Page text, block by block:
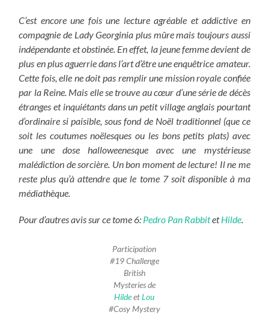
C’est encore une fois une lecture agréable et addictive en
compagnie de Lady Georginia plus mûre mais toujours aussi
indépendante et obstinée. En effet, la jeune femme devient de
plus en plus aguerrie dans l’art d’être une enquêtrice amateur.
Cette fois, elle ne doit pas remplir une mission royale confiée
par la Reine. Mais elle se trouve au cœur d’une série de décès
étranges et inquiétants dans un petit village anglais pourtant
d’ordinaire si paisible,sous fond de Noël traditionnel (que ce
soit les coutumes noëlesques ou les bons petits plats) avec
une une dose halloweenesque avec une mystérieuse
malédiction de sorcière. Un bon moment de lecture! Il ne me
reste plus qu’à attendre que le tome 7 soit disponible à ma
médiathèque.
Pour d’autres avis sur ce tome 6: Pedro Pan RabbitetHilde.
Participation
#19 Challenge
British
Mysteries de
HildeetLou
#Cosy Mystery